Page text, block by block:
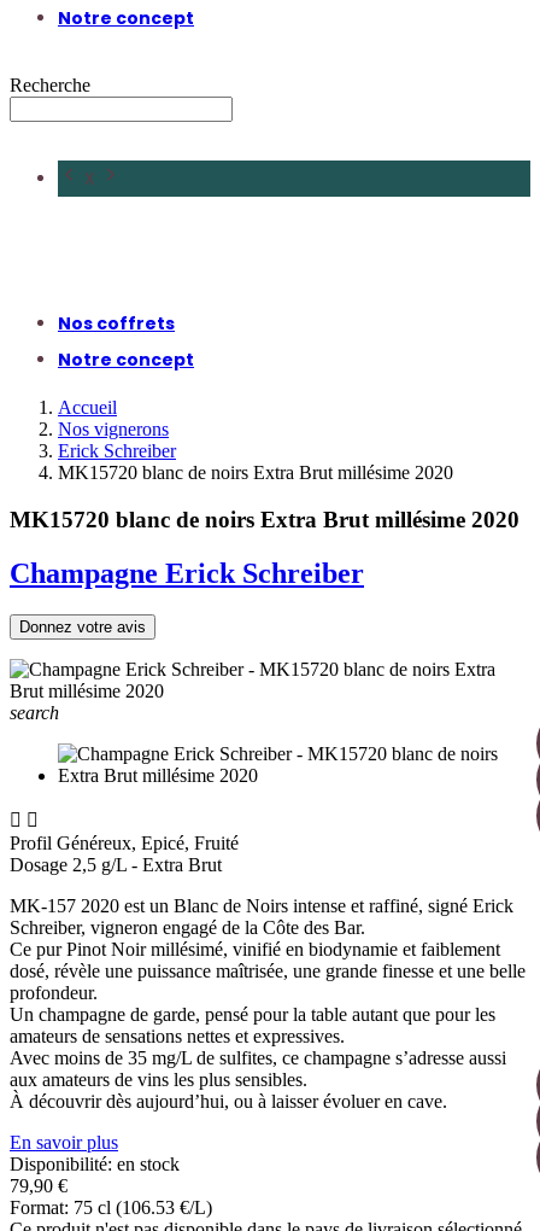
Notre concept
Recherche
X
Nos coffrets
Notre concept
Accueil
Nos vignerons
Erick Schreiber
MK15720 blanc de noirs Extra Brut millésime 2020
MK15720 blanc de noirs Extra Brut millésime 2020
Champagne Erick Schreiber
Donnez votre avis
search
 
Profil Généreux, Epicé, Fruité
Dosage 2,5 g/L - Extra Brut
MK-157 2020 est un Blanc de Noirs intense et raffiné, signé Erick
Schreiber, vigneron engagé de la Côte des Bar.
Ce pur Pinot Noir millésimé, vinifié en biodynamie et faiblement
dosé, révèle une puissance maîtrisée, une grande finesse et une belle
profondeur.
Un champagne de garde, pensé pour la table autant que pour les
amateurs de sensations nettes et expressives.
Avec moins de 35 mg/L de sulfites, ce champagne s’adresse aussi
aux amateurs de vins les plus sensibles.
À découvrir dès aujourd’hui, ou à laisser évoluer en cave.
En savoir plus
Disponibilité: en stock
79,90 €
Format: 75 cl (106.53 €/L)